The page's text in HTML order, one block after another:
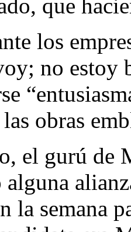
que
los
no estoy
las obras
el gurú de
alguna
la semana